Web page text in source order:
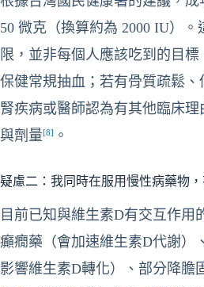
50 微克（換算約為 2000 IU）
限，並非每個人應該吃到的目
保健常規抽血；若有骨質疏鬆
腎疾病或醫師認為有其他臨床理
與劑量[8] 。
疑慮二：我同時在服用慢性病藥物
目前已知與維生素D有交互作用
癲癇藥（會加速維生素D代謝）
影響維生素D轉化）、部分降膽